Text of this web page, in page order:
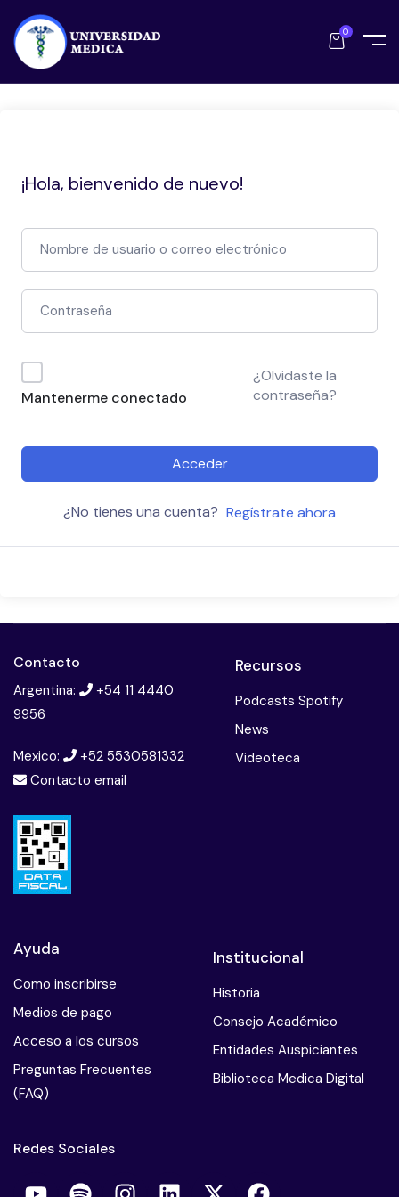
0
¡Hola, bienvenido de nuevo!
Mantenerme conectado
¿Olvidaste la
contraseña?
Acceder
¿No tienes una cuenta? Regístrate ahora
Contacto
Argentina:
+54 11 4440
9956
Mexico:
+52 5530581332
Contacto email
Recursos
Podcasts Spotify
News
Videoteca
Ayuda
Como inscribirse
Medios de pago
Acceso a los cursos
Preguntas Frecuentes
(FAQ)
Institucional
Historia
Consejo Académico
Entidades Auspiciantes
Biblioteca Medica Digital
Redes Sociales